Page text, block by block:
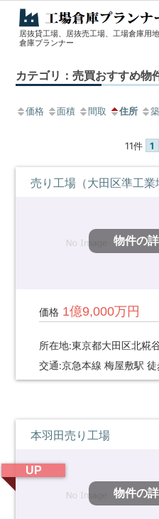
工
倉
プ
ナ
居抜貸工場、居抜売工場、工場倉庫用
倉庫プランナー
カテゴリ：売買おすすめ物
価格 面積 間取 住所
11件 1
売り工場（大田区準工業
物件の
価格1億9,000万円
所在地:東京都大田区北糀
交通:京急本線 梅屋敷駅 徒
本羽田売り工場
UP
物件の